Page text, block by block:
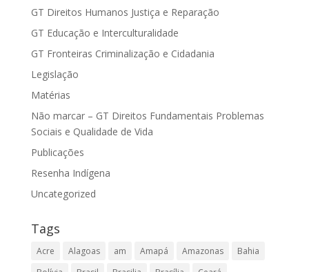
GT Direitos Humanos Justiça e Reparação
GT Educação e Interculturalidade
GT Fronteiras Criminalização e Cidadania
Legislação
Matérias
Não marcar – GT Direitos Fundamentais Problemas
Sociais e Qualidade de Vida
Publicações
Resenha Indígena
Uncategorized
Tags
Acre Alagoas am Amapá Amazonas
Bahia